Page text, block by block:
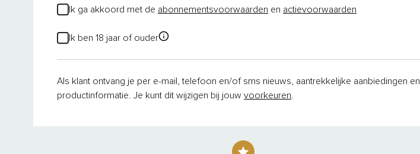
Ik ga akkoord met de abonnementsvoorwaarden en actievoorwaarden
Ik ben 18 jaar of ouder
Als klant ontvang je per e-mail, telefoon en/of sms nieuws, aantrekkelijke aanbiedingen en
productinformatie. Je kunt dit wijzigen bij jouw voorkeuren